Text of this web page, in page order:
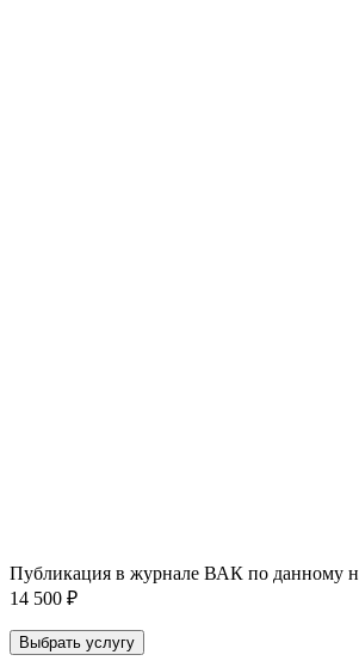
Публикация в журнале ВАК по данному
14 500 ₽
Выбрать услугу